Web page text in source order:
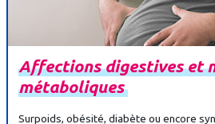
Affectionsdigestiveset
métaboliques
Surpoids, obésité, diabète ou encore